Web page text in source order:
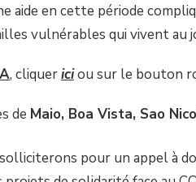
aide en cette période
vulnérables qui vivent
, cliquericiou sur le bouton
de Maio, Boa Vista, Sao
pour un appel à